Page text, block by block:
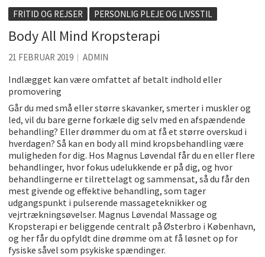
Kølig hvidvin på en varm sommerdag
Få baren hjem til dig
Det er blevet nemmere at spise sund mad ude
De fem bedste brunchsteder på Sjælland
Sjove oplevelsesmuligheder i København
Tilføj det element som gør festen ekstra speciel
FRITID OG REJSER PERSONLIG PLEJE OG LIVSSTIL
Body All Mind Kropsterapi
21 FEBRUAR 2019 ADMIN
Indlægget kan være omfattet af betalt indhold eller
promovering
Går du med små eller større skavanker, smerter i muskler og
led, vil du bare gerne forkæle dig selv med en afspændende
behandling? Eller drømmer du om at få et større overskud i
hverdagen? Så kan en body all mind kropsbehandling være
muligheden for dig. Hos Magnus Løvendal får du en eller flere
behandlinger, hvor fokus udelukkende er på dig, og hvor
behandlingerne er tilrettelagt og sammensat, så du får den
mest givende og effektive behandling, som tager
udgangspunkt i pulserende massageteknikker og
vejrtrækningsøvelser. Magnus Løvendal Massage og
Kropsterapi er beliggende centralt på Østerbro i København,
og her får du opfyldt dine drømme om at få løsnet op for
fysiske såvel som psykiske spændinger.